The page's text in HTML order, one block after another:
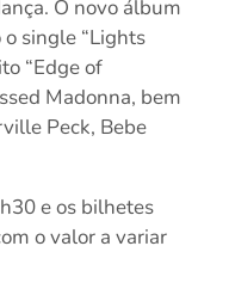
O novo álbum
single “Lights
“Edge of
Madonna, bem
Peck, Bebe
e os bilhetes
o valor a variar